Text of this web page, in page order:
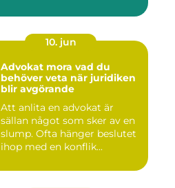
10. jun
Advokat mora vad du
behöver veta när juridiken
blir avgörande
Att anlita en advokat är
sällan något som sker av en
slump. Ofta hänger beslutet
ihop med en konflik...